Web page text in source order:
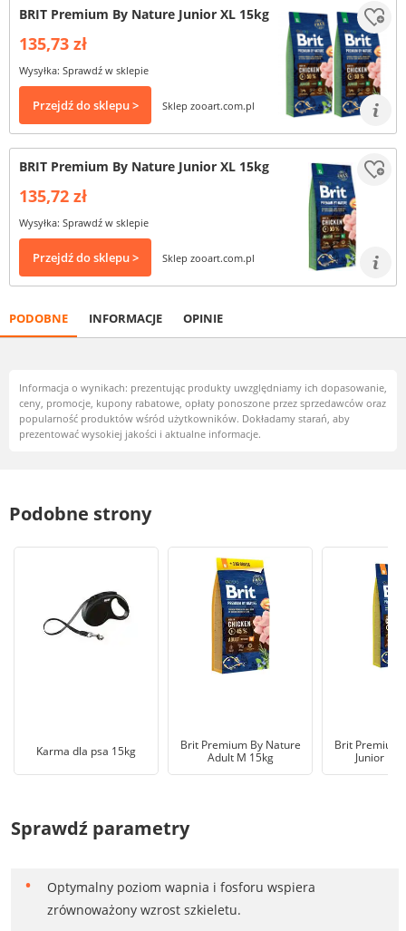
BRIT Premium By Nature Junior XL 15kg
135,73 zł
Wysyłka: Sprawdź w sklepie
Przejdź do sklepu > Sklep zooart.com.pl
BRIT Premium By Nature Junior XL 15kg
135,72 zł
Wysyłka: Sprawdź w sklepie
Przejdź do sklepu > Sklep zooart.com.pl
PODOBNE INFORMACJE OPINIE
Informacja o wynikach: prezentując produkty uwzględniamy ich dopasowanie,
ceny, promocje, kupony rabatowe, opłaty ponoszone przez sprzedawców oraz
popularność produktów wśród użytkowników. Dokładamy starań, aby
prezentować wysokiej jakości i aktualne informacje.
Podobne strony
Karma dla psa 15kg
Brit Premium By Nature
Adult M 15kg
Brit Premium
Junior M
Sprawdź parametry
Optymalny poziom wapnia i fosforu wspiera
zrównoważony wzrost szkieletu.